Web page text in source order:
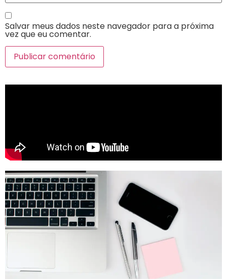
Salvar meus dados neste navegador para a próxima
vez que eu comentar.